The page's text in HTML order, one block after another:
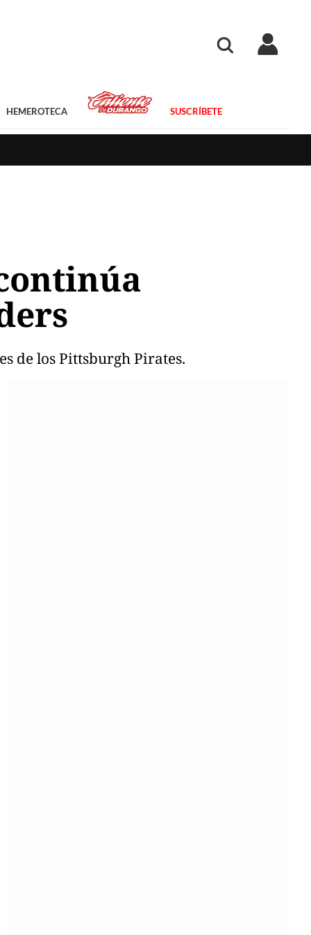
HEMEROTECA SUSCRÍBETE
de los Pittsburgh Pirates.